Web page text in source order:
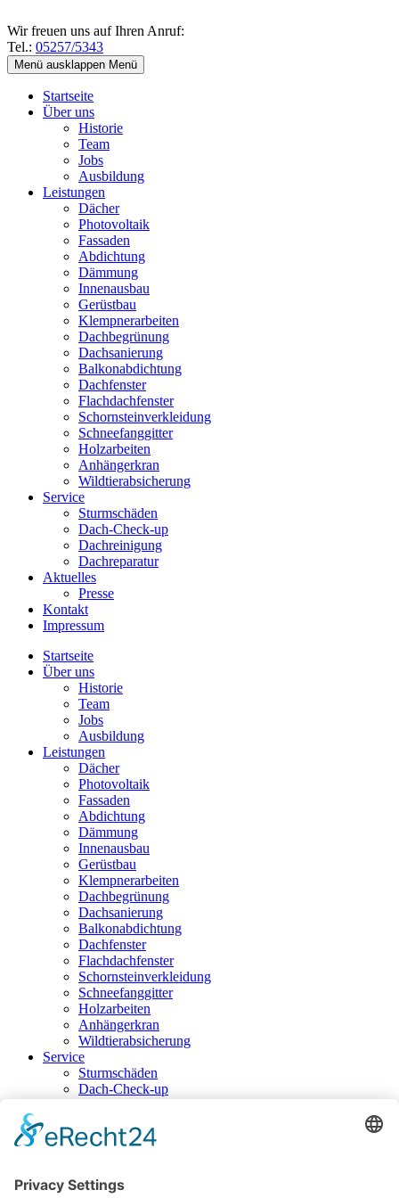
Wir freuen uns auf Ihren Anruf:
Tel.: 05257/5343
Menü ausklappen Menü
Startseite
Über uns
Historie
Team
Jobs
Ausbildung
Leistungen
Dächer
Photovoltaik
Fassaden
Abdichtung
Dämmung
Innenausbau
Gerüstbau
Klempnerarbeiten
Dachbegrünung
Dachsanierung
Balkonabdichtung
Dachfenster
Flachdachfenster
Schornsteinverkleidung
Schneefanggitter
Holzarbeiten
Anhängerkran
Wildtierabsicherung
Service
Sturmschäden
Dach-Check-up
Dachreinigung
Dachreparatur
Aktuelles
Presse
Kontakt
Impressum
Startseite
Über uns
Historie
Team
Jobs
Ausbildung
Leistungen
Dächer
Photovoltaik
Fassaden
Abdichtung
Dämmung
Innenausbau
Gerüstbau
Klempnerarbeiten
Dachbegrünung
Dachsanierung
Balkonabdichtung
Dachfenster
Flachdachfenster
Schornsteinverkleidung
Schneefanggitter
Holzarbeiten
Anhängerkran
Wildtierabsicherung
Service
Sturmschäden
Dach-Check-up
Aktuelles
Impressum